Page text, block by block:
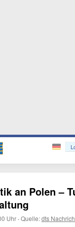
an Polen –
Uhr ·Quelle:dts